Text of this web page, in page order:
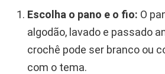
Escolha o pano e o fio: O
algodão, lavado e passado
crochê pode ser branco ou
com o tema.